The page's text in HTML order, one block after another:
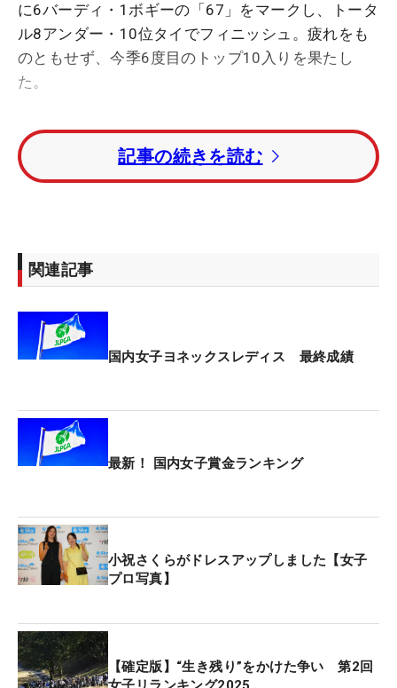
に6バーディ・1ボギーの「67」をマークし、トータ
ル8アンダー・10位タイでフィニッシュ。疲れをも
のともせず、今季6度目のトップ10入りを果たし
た。
初日は10位タイで滑り出したが、2日目に「72」と
伸ばせず優勝戦線から遠のいた。最終日は「伸ばす
ことしか考えていなかった」とバーディを量産。3
直していけるように頑張っていきたい」と次戦以降
に目を向けた。
今大会で単独7位に入れば、横峯さくらに次ぐ2番目
に若い年齢での生涯獲得賞金8億円突破だったが、7
にも見ていないので…あんまり考えていなかったで
す」と“記録”には興味を示さなかった。
から開催される「宮里藍 サントリーレディス」での
上位2名と、大会終了時のメルセデス・ランキング
上位3名に海外メジャー「AIG女子オープン」（全
英）の出場権が付与される。「もちろん優勝を目指
標に、来週はがんばりたいと思います」。今季初V
と海外メジャー切符のダブル獲りを狙う。（文・小
記事の続きを読む
関連記事
国内女子ヨネックスレディス 最終成績
最新！ 国内女子賞金ランキング
小祝さくらがドレスアップしました【女子
プロ写真】
【確定版】“生き残り”をかけた争い 第2回